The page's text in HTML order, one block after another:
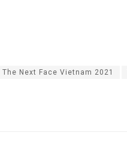
The Next Face Vietnam 2021